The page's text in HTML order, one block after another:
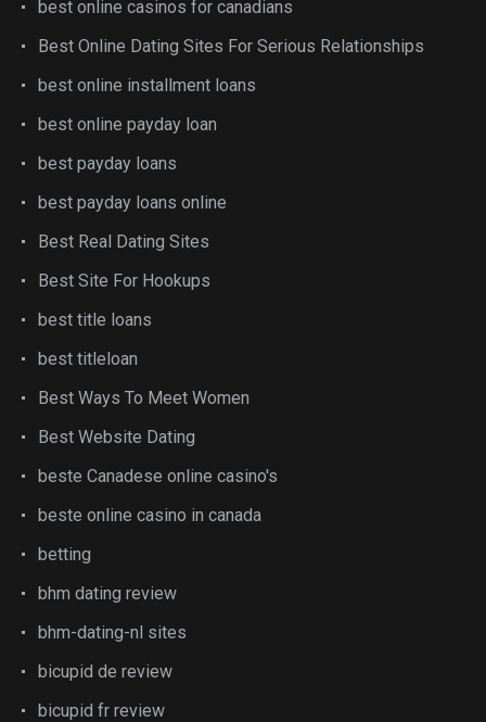
best online casinos for canadians
Best Online Dating Sites For Serious Relationships
best online installment loans
best online payday loan
best payday loans
best payday loans online
Best Real Dating Sites
Best Site For Hookups
best title loans
best titleloan
Best Ways To Meet Women
Best Website Dating
beste Canadese online casino's
beste online casino in canada
betting
bhm dating review
bhm-dating-nl sites
bicupid de review
bicupid fr review